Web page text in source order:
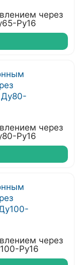
через
Ру16
через
Ру16
через
Ру16